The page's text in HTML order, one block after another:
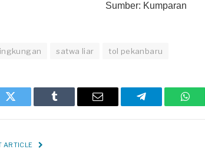
Sumber: Kumparan
satwa liar tol pekanbaru
Twitter Tumblr Email Telegram
ARTICLE